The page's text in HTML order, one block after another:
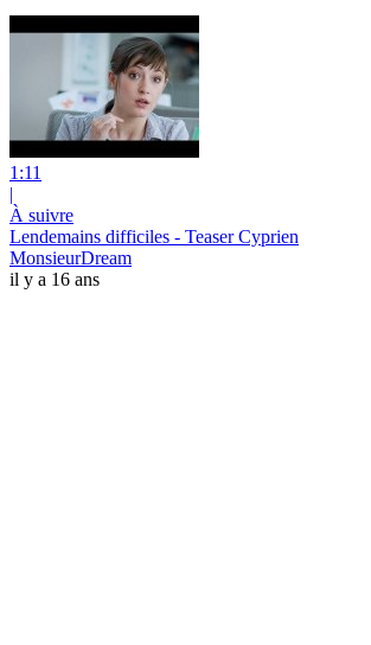
1:11
|
À suivre
Lendemains difficiles - Teaser Cyprien
MonsieurDream
il y a 16 ans